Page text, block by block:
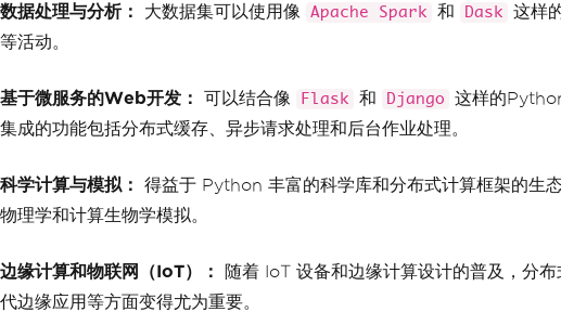
数据处理与分析： 大数据集可以使用像 Apache Spark 和 Dask
这样
等活动。
基于微服务的Web开发： 可以结合像 Flask 和 Django 这样的
集成的功能包括分布式缓存、异步请求处理和后台作业处理。
科学计算与模拟：
得益于 Python 丰富的科学库和分布式计算框架的生
物理学和计算生物学模拟。
边缘计算和物联网（IoT）：
随着 IoT 设备和边缘计算设计的普及，分
代边缘应用等方面变得尤为重要。